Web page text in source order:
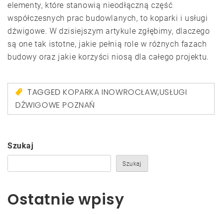
elementy, które stanowią nieodłączną część
współczesnych prac budowlanych, to koparki i usługi
dźwigowe. W dzisiejszym artykule zgłębimy, dlaczego
są one tak istotne, jakie pełnią role w różnych fazach
budowy oraz jakie korzyści niosą dla całego projektu.
TAGGEDKOPARKA INOWROCŁAW,USŁUGI
DŹWIGOWE POZNAŃ
Szukaj
Szukaj
Ostatnie wpisy